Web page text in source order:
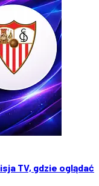
TV, gdzie oglądać